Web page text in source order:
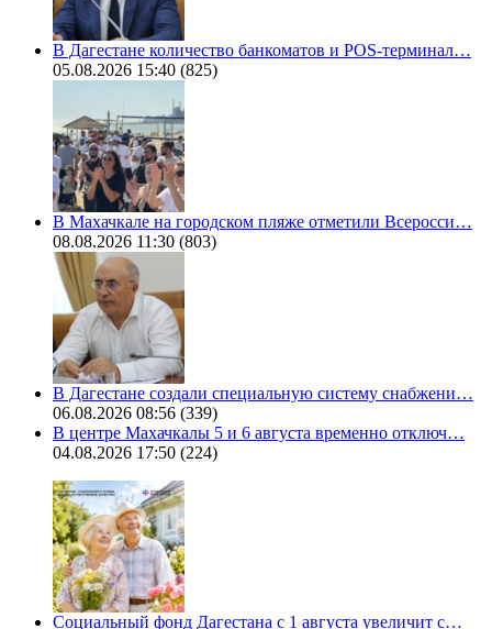
В Дагестане количество банкоматов и POS-терминал…
05.08.2026 15:40 (825)
В Махачкале на городском пляже отметили Всеросси…
08.08.2026 11:30 (803)
В Дагестане создали специальную систему снабжени…
06.08.2026 08:56 (339)
В центре Махачкалы 5 и 6 августа временно отключ…
04.08.2026 17:50 (224)
Социальный фонд Дагестана с 1 августа увеличит с…